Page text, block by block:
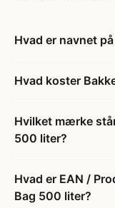
Hvad er navnet
Hvad koster
Hvilket mærke
500 liter?
Hvad er EAN /
Bag 500 liter?